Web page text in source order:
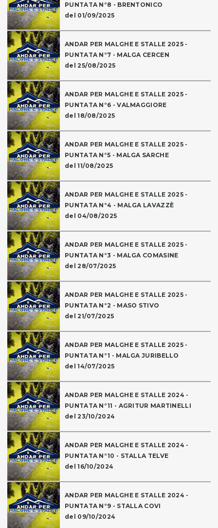
PUNTATA N°8 - BRENTONICO
del 01/09/2025
ANDAR PER MALGHE E STALLE 2025 -
PUNTATA N°7 - MALGA CERCEN
del 25/08/2025
ANDAR PER MALGHE E STALLE 2025 -
PUNTATA N°6 - VALMAGGIORE
del 18/08/2025
ANDAR PER MALGHE E STALLE 2025 -
PUNTATA N°5 - MALGA SARCHE
del 11/08/2025
ANDAR PER MALGHE E STALLE 2025 -
PUNTATA N°4 - MALGA LAVAZZÈ
del 04/08/2025
ANDAR PER MALGHE E STALLE 2025 -
PUNTATA N°3 - MALGA COMASINE
del 28/07/2025
ANDAR PER MALGHE E STALLE 2025 -
PUNTATA N°2 - MASO STIVO
del 21/07/2025
ANDAR PER MALGHE E STALLE 2025 -
PUNTATA N°1 - MALGA JURIBELLO
del 14/07/2025
ANDAR PER MALGHE E STALLE 2024 -
PUNTATA N°11 - AGRITUR MARTINELLI
del 23/10/2024
ANDAR PER MALGHE E STALLE 2024 -
PUNTATA N°10 - STALLA TELVE
del 16/10/2024
ANDAR PER MALGHE E STALLE 2024 -
PUNTATA N°9 - STALLA COVI
del 09/10/2024